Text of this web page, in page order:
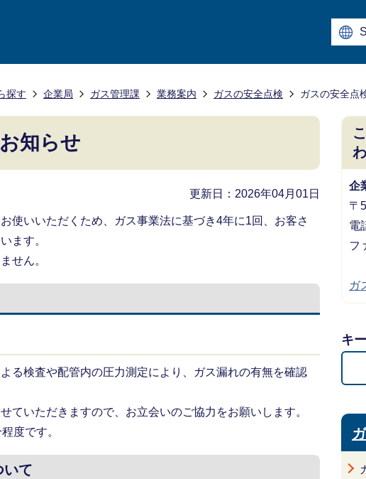
探す 企業局 ガス管理課 業務案内 ガスの安全点検 ガスの安全点
知らせ
更新日：2026年04月01日
使いいただくため、ガス事業法に基づき4年に1回、お客さ
ます。
せん。
る検査や配管内の圧力測定により、ガス漏れの有無を確認
ていただきますので、お立会いのご協力をお願いします。
度です。
いて
企
〒
電
フ
ガ
キ